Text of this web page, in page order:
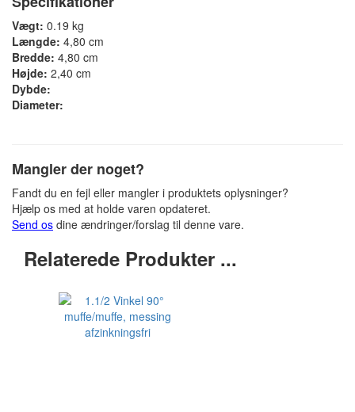
Vægt: 0.19 kg
Længde: 4,80 cm
Bredde: 4,80 cm
Højde: 2,40 cm
Dybde:
Diameter:
Mangler der noget?
Fandt du en fejl eller mangler i produktets oplysninger?
Hjælp os med at holde varen opdateret.
Send os dine ændringer/forslag til denne vare.
Relaterede Produkter ...